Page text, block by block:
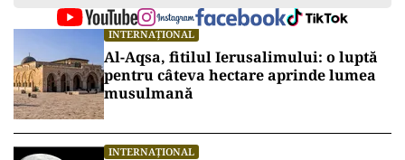
INTERNAȚIONAL
Al-Aqsa, fitilul Ierusalimului: o luptă
pentru câteva hectare aprinde lumea
musulmană
INTERNAȚIONAL